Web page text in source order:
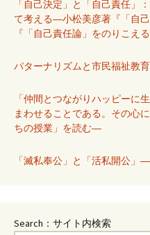
「自己決定」と「自己責任」
て考える―小松美彦著『「自
『「自己責任論」をのりこえ
パターナリズムと市民福祉教育
「仲間とつながりハッピーに
まわせることである。その心
ちの授業」を読む―
「滅私奉公」と「活私開公
Search：サイト内検索